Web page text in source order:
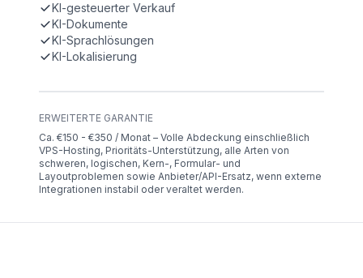
KI-gesteuerter Verkauf
KI-Dokumente
KI-Sprachlösungen
KI-Lokalisierung
ERWEITERTE GARANTIE
Ca. €150 - €350 / Monat – Volle Abdeckung einschließlich
VPS-Hosting, Prioritäts-Unterstützung, alle Arten von
schweren, logischen, Kern-, Formular- und
Layoutproblemen sowie Anbieter/API-Ersatz, wenn externe
Integrationen instabil oder veraltet werden.